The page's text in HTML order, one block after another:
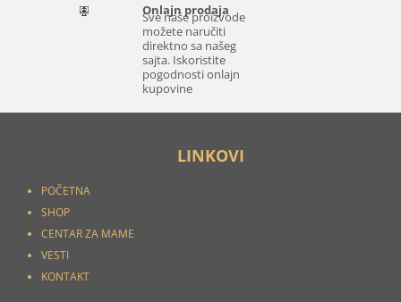
Onlajn prodaja
Sve naše proizvode
možete naručiti
direktno sa našeg
sajta. Iskoristite
pogodnosti onlajn
kupovine
LINKOVI
POČETNA
SHOP
CENTAR ZA MAME
VESTI
KONTAKT